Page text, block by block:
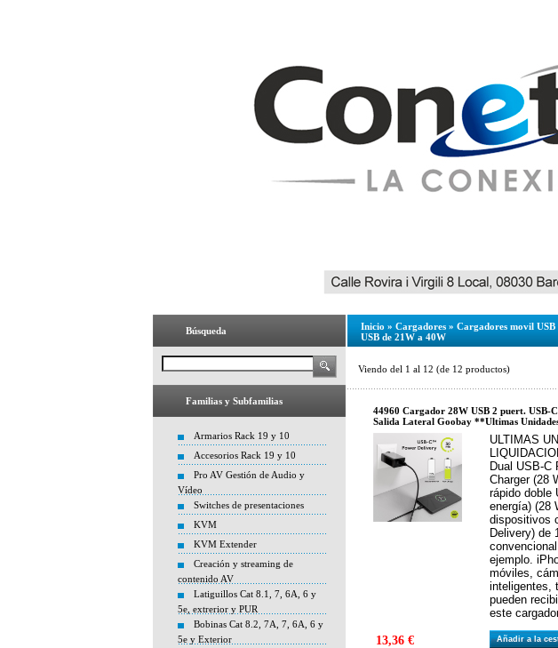
Búsqueda
Familias y Subfamilias
Armarios Rack 19 y 10
Accesorios Rack 19 y 10
Pro AV Gestión de Audio y
Vídeo
Switches de presentaciones
KVM
KVM Extender
Creación y streaming de
contenido AV
Latiguillos Cat 8.1, 7, 6A, 6 y
5e, extrerior y PUR
Bobinas Cat 8.2, 7A, 7, 6A, 6 y
5e y Exterior
Inicio » Cargadores » Cargadores movil USB
USB de 21W a 40W
Viendo del 1 al 12 (de 12 productos)
44960 Cargador 28W USB 2 puert. USB-
Salida Lateral Goobay **Ultimas
ULTIMAS
Dual USB-C
Charger (28
rápido doble
energía) (28
dispositivos
Delivery) de
ejemplo.
móviles,
inteligentes,
pueden
este
13,36 € Añadir a la